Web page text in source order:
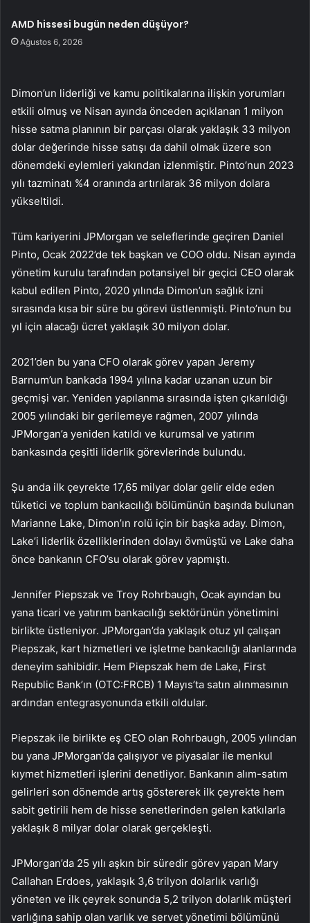
AMD hissesi bugün neden düşüyor?
Ağustos 6, 2026
Dimon’un liderliği ve kamu politikalarına ilişkin yorumları
etkili olmuş ve Nisan ayında önceden açıklanan 1 milyon
hisse satma planının bir parçası olarak yaklaşık 33 milyon
dolar değerinde hisse satışı da dahil olmak üzere son
dönemdeki eylemleri yakından izlenmiştir. Pinto’nun 2023
yılı tazminatı %4 oranında artırılarak 36 milyon dolara
yükseltildi.
Tüm kariyerini JPMorgan ve seleflerinde geçiren Daniel
Pinto, Ocak 2022’de tek başkan ve COO oldu. Nisan ayında
yönetim kurulu tarafından potansiyel bir geçici CEO olarak
kabul edilen Pinto, 2020 yılında Dimon’un sağlık izni
sırasında kısa bir süre bu görevi üstlenmişti. Pinto’nun bu
yıl için alacağı ücret yaklaşık 30 milyon dolar.
2021’den bu yana CFO olarak görev yapan Jeremy
Barnum’un bankada 1994 yılına kadar uzanan uzun bir
geçmişi var. Yeniden yapılanma sırasında işten çıkarıldığı
2005 yılındaki bir gerilemeye rağmen, 2007 yılında
JPMorgan’a yeniden katıldı ve kurumsal ve yatırım
bankasında çeşitli liderlik görevlerinde bulundu.
Şu anda ilk çeyrekte 17,65 milyar dolar gelir elde eden
tüketici ve toplum bankacılığı bölümünün başında bulunan
Marianne Lake, Dimon’ın rolü için bir başka aday. Dimon,
Lake’i liderlik özelliklerinden dolayı övmüştü ve Lake daha
önce bankanın CFO’su olarak görev yapmıştı.
Jennifer Piepszak ve Troy Rohrbaugh, Ocak ayından bu
yana ticari ve yatırım bankacılığı sektörünün yönetimini
birlikte üstleniyor. JPMorgan’da yaklaşık otuz yıl çalışan
Piepszak, kart hizmetleri ve işletme bankacılığı alanlarında
deneyim sahibidir. Hem Piepszak hem de Lake, First
Republic Bank’ın (OTC:FRCB) 1 Mayıs’ta satın alınmasının
ardından entegrasyonunda etkili oldular.
Piepszak ile birlikte eş CEO olan Rohrbaugh, 2005 yılından
bu yana JPMorgan’da çalışıyor ve piyasalar ile menkul
kıymet hizmetleri işlerini denetliyor. Bankanın alım-satım
gelirleri son dönemde artış göstererek ilk çeyrekte hem
sabit getirili hem de hisse senetlerinden gelen katkılarla
yaklaşık 8 milyar dolar olarak gerçekleşti.
JPMorgan’da 25 yılı aşkın bir süredir görev yapan Mary
Callahan Erdoes, yaklaşık 3,6 trilyon dolarlık varlığı
yöneten ve ilk çeyrek sonunda 5,2 trilyon dolarlık müşteri
varlığına sahip olan varlık ve servet yönetimi bölümünü